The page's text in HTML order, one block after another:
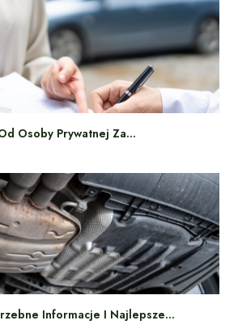
Osoby Prywatnej Za…
Informacje I Najlepsze…